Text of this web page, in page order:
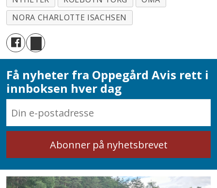
NORA CHARLOTTE ISACHSEN
Få nyheter fra Oppegård Avis rett i
innboksen hver dag